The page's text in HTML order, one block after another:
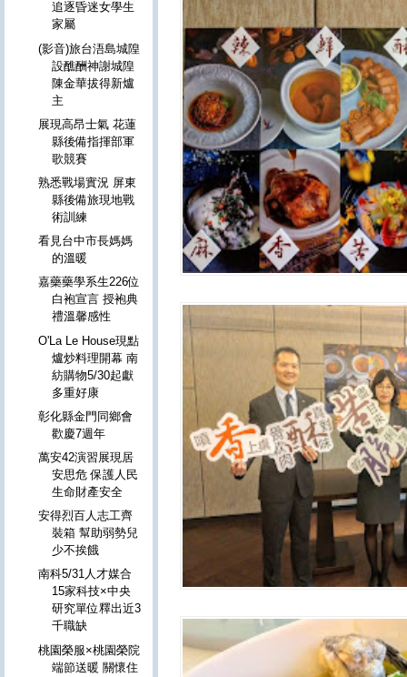
追逐昏迷女學生
家屬
(影音)旅台浯島城隍
設醮酬神謝城隍
陳金華拔得新爐
主
展現高昂士氣 花蓮
縣後備指揮部軍
歌競賽
熟悉戰場實況 屏東
縣後備旅現地戰
術訓練
看見台中市長媽媽
的溫暖
嘉藥藥學系生226位
白袍宣言 授袍典
禮溫馨感性
O'La Le House現點
爐炒料理開幕 南
紡購物5/30起獻
多重好康
彰化縣金門同鄉會
歡慶7週年
萬安42演習展現居
安思危 保護人民
生命財產安全
安得烈百人志工齊
裝箱 幫助弱勢兒
少不挨餓
南科5/31人才媒合
15家科技×中央
研究單位釋出近3
千職缺
桃園榮服×桃園榮院
端節送暖 關懷住